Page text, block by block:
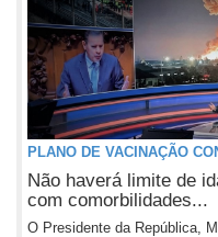
PLANO DE VACINAÇÃO
Não haverá limite de
com comorbilidades...
O Presidente da República,